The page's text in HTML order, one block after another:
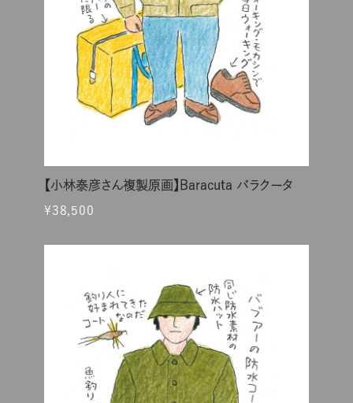
【小林泰彦さん複製原画】Baracuta バラクータ
¥38,500